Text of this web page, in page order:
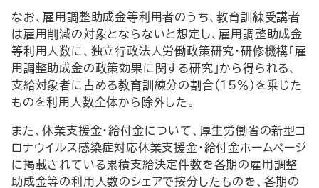
なお、雇用調整助成金等利用者のうち、教育訓練受講者
は雇用削減の対象とならないと想定し、雇用調整助成金
等利用人数に、独立行政法人労働政策研究・研修機構「雇
用調整助成金の政策効果に関する研究」から得られる、
支給対象者に占める教育訓練分の割合（15％）を乗じた
ものを利用人数全体から除外した。
また、休業支援金・給付金について、厚生労働省の新型コ
ロナウイルス感染症対応休業支援金・給付金ホームページ
に掲載されている累積支給決定件数を各期の雇用調整
助成金等の利用人数のシェアで按分したものを、各期の